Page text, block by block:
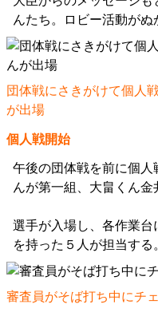
んたち。ロビー活動がぬ
団体戦にさきがけて個人
が出場
個人戦開始
午後の団体戦を前に個人
んが第一組、大畠くん金
選手が入場し、各作業
を持った５人が担当する
審査員がそば打ち中にチ